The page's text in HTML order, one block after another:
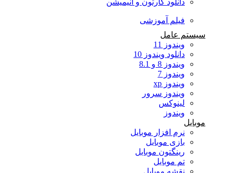
دانلود کارتون و انیمیشن
فیلم آموزشی
سیستم عامل
ویندوز 11
دانلود ویندوز 10
ویندوز 8 و 8.1
ویندوز 7
ویندوز xp
ویندوز سرور
لینوکس
ویندوز
موبایل
نرم افزار موبایل
بازی موبایل
رینگتون موبایل
تم موبایل
نقشه موبایل